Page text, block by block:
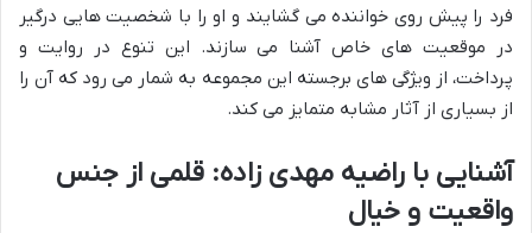
فرد را پیش روی خواننده می گشایند و او را با شخصیت هایی درگیر
در موقعیت های خاص آشنا می سازند. این تنوع در روایت و
پرداخت، از ویژگی های برجسته این مجموعه به شمار می رود که آن را
از بسیاری از آثار مشابه متمایز می کند.
آشنایی با راضیه مهدی زاده: قلمی از جنس
واقعیت و خیال